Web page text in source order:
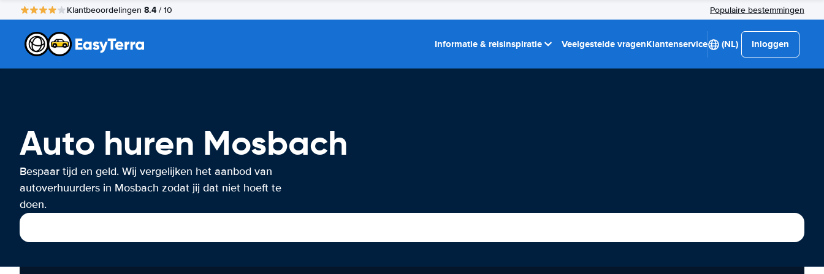
Klantbeoordelingen 8.4 / 10 Populaire bestemmingen
Informatie & reisinspiratie Veelgestelde vragenKlantenservice (NL) Inloggen
Auto huren Mosbach
Bespaar tijd en geld. Wij vergelijken het aanbod van
autoverhuurders in Mosbach zodat jij dat niet hoeft te
doen.